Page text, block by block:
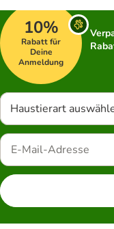
10%
Rabatt für
Deine
Anmeldung
Haustierart